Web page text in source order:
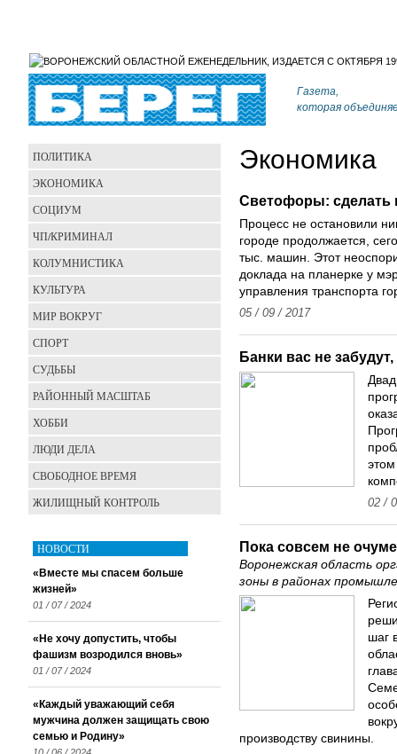
Газета,
которая
Экономика
Светофоры: сделать
Процесс не остановили
городе продолжается,
тыс. машин. Этот
доклада на планерке у
управления транспорта
05 / 09 / 2017
Банки вас не
02 /
Пока совсем не
Воронежская область
зоны в районах
шаг
производству свинины.
ПОЛИТИКА
ЭКОНОМИКА
СОЦИУМ
ЧП/КРИМИНАЛ
КОЛУМНИСТИКА
КУЛЬТУРА
МИР ВОКРУГ
СПОРТ
СУДЬБЫ
РАЙОННЫЙ МАСШТАБ
ХОББИ
ЛЮДИ ДЕЛА
СВОБОДНОЕ ВРЕМЯ
ЖИЛИЩНЫЙ КОНТРОЛЬ
НОВОСТИ
«Вместе мы спасем больше
жизней»
01 / 07 / 2024
«Не хочу допустить, чтобы
фашизм возродился вновь»
01 / 07 / 2024
«Каждый уважающий себя
мужчина должен защищать свою
семью и Родину»